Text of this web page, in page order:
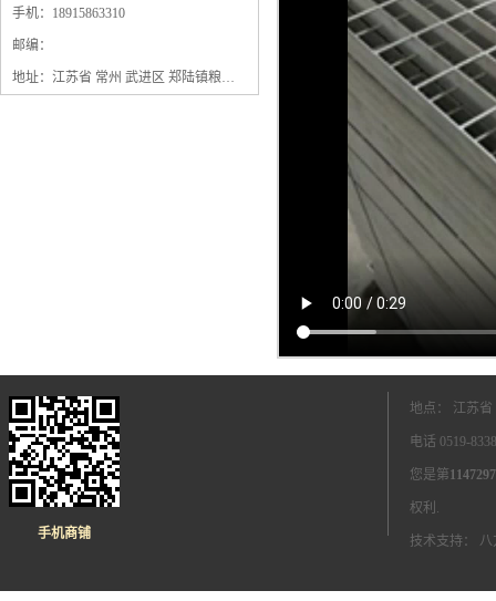
手机：18915863310
邮编：
地址：江苏省 常州 武进区 郑陆镇粮庄桥村
手机商铺
地点： 江苏
电话 0519-
您是第
权利.
技术支持： 八